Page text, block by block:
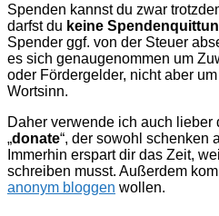
Spenden kannst du zwar
darfst du keine
Spender ggf. von der Steuer
es sich genaugenommen um
oder Fördergelder, nicht aber
Wortsinn.
Daher verwende ich auch
„donate“, der sowohl schenken
Immerhin erspart dir das Zeit,
schreiben musst. Außerdem
anonym bloggen wollen.